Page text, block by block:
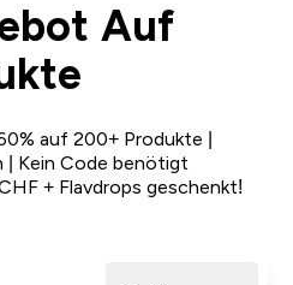
Auf
auf 200+ Produkte |
| Kein Code benötigt
+ Flavdrops geschenkt!